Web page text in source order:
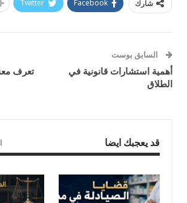
شارك Facebook
Twitter
السابق بوست
أهمية استشارات قانونية في
الطلاق
تعرف
قد يعجبك ايضا